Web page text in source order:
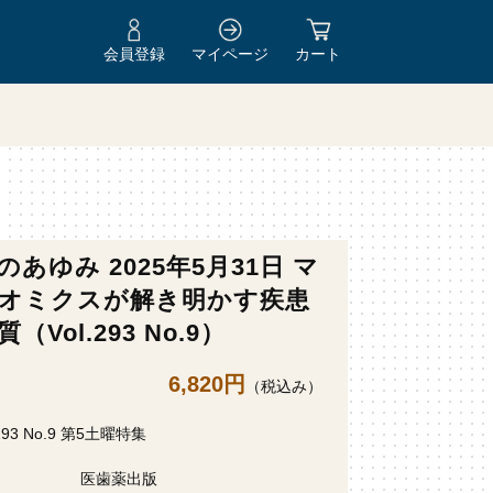
会員登録 マイページ カート
あゆみ 2025年5月31日 マ
ミクスが解き明かす疾患
（Vol.293 No.9）
6,820円 （税込み）
No.9 第5土曜特集
医歯薬出版